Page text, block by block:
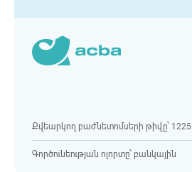
Քվեարկող բաժնետոմսերի թիվը՝ 1225
Գործունեության ոլորտը՝ բանկային